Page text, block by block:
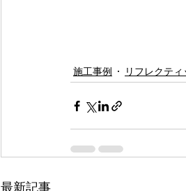
施工事例 リフレクテ
最新記事